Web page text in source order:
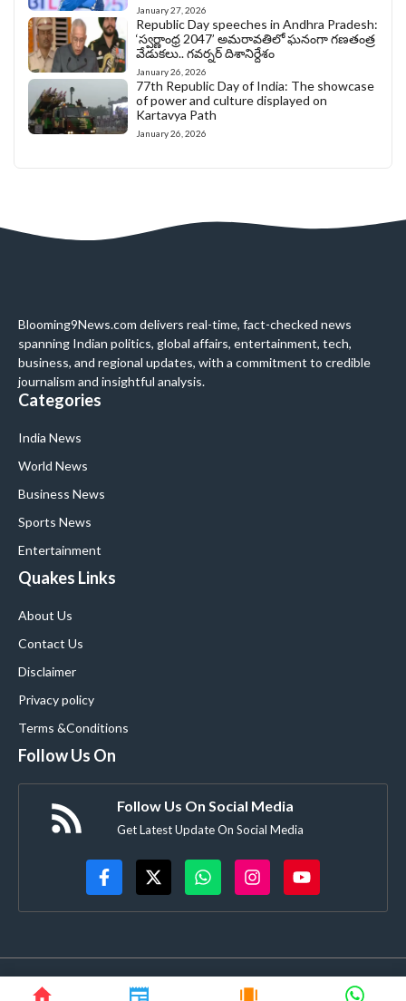
January 27, 2026
Republic Day speeches in Andhra Pradesh:
‘స్వర్ణాంధ్ర 2047’ అమరావతిలో ఘనంగా గణతంత్ర
వేడుకలు.. గవర్నర్ దిశానిర్దేశం
January 26, 2026
77th Republic Day of India: The showcase
of power and culture displayed on
Kartavya Path
January 26, 2026
Blooming9News.com delivers real-time, fact-checked news
spanning Indian politics, global affairs, entertainment, tech,
business, and regional updates, with a commitment to credible
journalism and insightful analysis.
Categories
India News
World News
Business News
Sports News
Entertainment
Quakes Links
About Us
Contact Us
Disclaimer
Privacy policy
Terms &Conditions
Follow Us On
Follow Us On Social Media
Get Latest Update On Social Media
© blooming9news.com • All rights reserved